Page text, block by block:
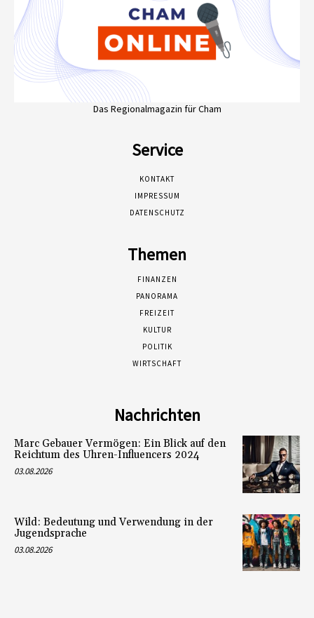
Das Regionalmagazin für Cham
Service
KONTAKT
IMPRESSUM
DATENSCHUTZ
Themen
FINANZEN
PANORAMA
FREIZEIT
KULTUR
POLITIK
WIRTSCHAFT
Nachrichten
Marc Gebauer Vermögen: Ein Blick auf den
Reichtum des Uhren-Influencers 2024
03.08.2026
Wild: Bedeutung und Verwendung in der
Jugendsprache
03.08.2026